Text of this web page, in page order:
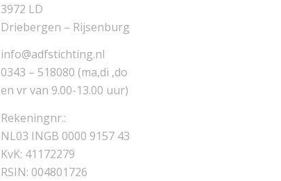
3972 LD
Driebergen – Rijsenburg
info@adfstichting.nl
0343 – 518080 (ma,di ,do
en vr van 9.00-13.00 uur)
Rekeningnr.:
NL03 INGB 0000 9157 43
KvK: 41172279
RSIN: 004801726